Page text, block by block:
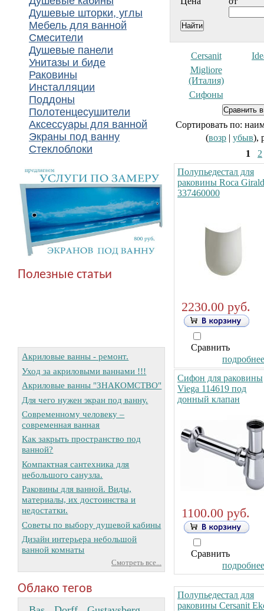
Душевые шторки, углы
Мебель для ванной
Смесители
Душевые панели
Унитазы и биде
Раковины
Инсталляции
Поддоны
Полотенцесушители
Аксессуары для ванной
Экраны под ванну
Стеклоблоки
Полезные статьи
Акриловые ванны - ремонт.
Уход за акриловыми ваннами !!!
Акриловые ванны "ЗНАКОМСТВО"
Для чего нужен экран под ванну.
Современному человеку –
современная ванная
Как закрыть пространство под
ванной?
Компактная сантехника для
небольшого санузла.
Раковины для ванной. Виды,
материалы, их достоинства и
недостатки.
Советы по выбору душевой кабины
Дизайн интерьера небольшой
ванной комнаты
Смотреть все...
Облако тегов
Cersanit
Migliore
(Италия)
Сифоны
Сортировать по:
(возр | убыв),
1
2
Полупьедестал для
раковины Roca
337460000
2230.00 руб.
Сравнить
Cифон для раковины
Viega 114619 под
донный клапан
1100.00 руб.
Сравнить
Полупьедестал для
раковины Cersanit